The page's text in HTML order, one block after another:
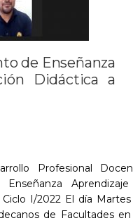
de Enseñanza
Didáctica a
Profesional
I/2022 El día Martes
de Facultades